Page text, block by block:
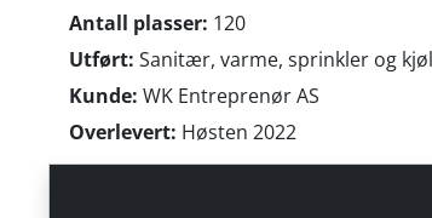
Antall plasser: 120
Utført: Sanitær, varme, sprinkler og
Kunde: WK Entreprenør AS
Overlevert: Høsten 2022